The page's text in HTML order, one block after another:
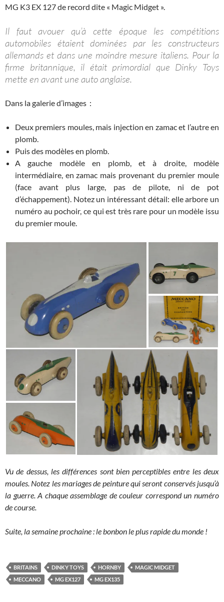
MG K3 EX 127 de record dite « Magic Midget ».
Il faut avouer qu’à cette époque les compétitions
automobiles étaient dominées par les constructeurs
allemands et dans une moindre mesure italiens. Pour la
firme britannique, il était primordial que Dinky Toys
mette en avant une auto anglaise.
Dans la galerie d’images :
Deux premiers moules, mais injection en zamac et l’autre en
plomb.
Puis des modèles en plomb.
A gauche modèle en plomb, et à droite, modèle
intermédiaire, en zamac mais provenant du premier moule
(face avant plus large, pas de pilote, ni de pot
d’échappement). Notez un intéressant détail: elle arbore un
numéro au pochoir, ce qui est très rare pour un modèle issu
du premier moule.
Vu de dessus, les différences sont bien perceptibles entre les deux
moules. Notez les mariages de peinture qui seront conservés jusqu’à
la guerre. A chaque assemblage de couleur correspond un numéro
de course.
Suite, la semaine prochaine : le bonbon le plus rapide du monde !
BRITAINS DINKY TOYS HORNBY
MAGIC MIDGET
MECCANO
MG EX127 MG EX135